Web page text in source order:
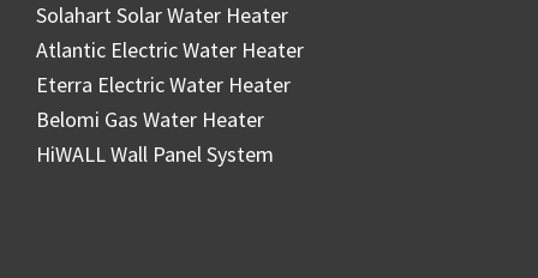
Solahart Solar Water Heater
Atlantic Electric Water Heater
Eterra Electric Water Heater
Belomi Gas Water Heater
HiWALL Wall Panel System